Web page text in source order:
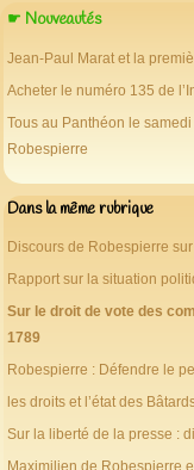
☛ Nouveautés
Jean-Paul Marat et la
Acheter le numéro 135 de
Tous au Panthéon le
Robespierre
Dans la même rubrique
Discours de Robespierre
Rapport sur la situation
Sur le droit de vote des
1789
Robespierre : Défendre le
les droits et l’état des
Sur la liberté de la presse :